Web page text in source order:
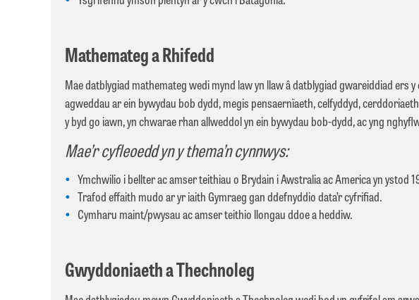
Mathemateg a Rhifedd
Mae datblygiad mathemateg wedi mynd law yn llaw â datblygiad gwareiddiad ers
agweddau ar ein bywydau bob dydd, megis pensaernïaeth, celfyddyd,
y byd go iawn, yn chwarae rhan allweddol yn ein bywydau bob-dydd, ac yng
Mae’r cyfleoedd yn y thema’n cynnwys:
Ymchwilio i bellter ac amser teithiau o Brydain i Awstralia ac America yn ystod
Trafod effaith mudo ar yr iaith Gymraeg gan ddefnyddio data’r cyfrifiad.
Cymharu maint/pwysau ac amser teithio llongau ddoe a heddiw.
Gwyddoniaeth a Thechnoleg